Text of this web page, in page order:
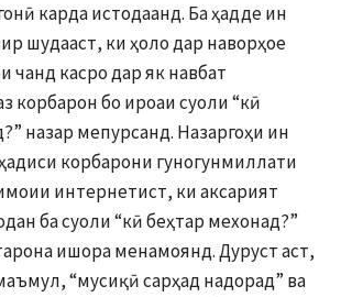
карда истодаанд. Ба ҳадде ин
шудааст, ки ҳоло дар наворҳое
чанд касро дар як навбат
корбарон бо ироаи суоли “кӣ
назар мепурсанд. Назаргоҳи ин
корбарони гуногунмиллати
интернетист, ки аксарият
ба суоли “кӣ беҳтар мехонад?”
ишора менамоянд. Дуруст аст,
“мусиқӣ сарҳад надорад” ва